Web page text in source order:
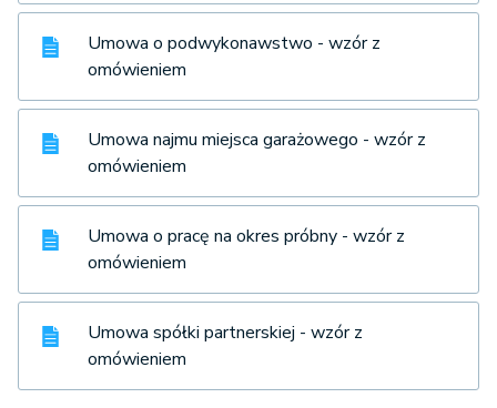
Umowa o podwykonawstwo - wzór z
omówieniem
Umowa najmu miejsca garażowego - wzór z
omówieniem
Umowa o pracę na okres próbny - wzór z
omówieniem
Umowa spółki partnerskiej - wzór z
omówieniem